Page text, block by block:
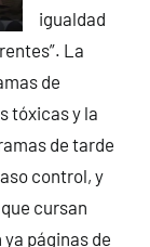
igualdad
La
de
tóxicas y la
de tarde
control, y
cursan
páginas de